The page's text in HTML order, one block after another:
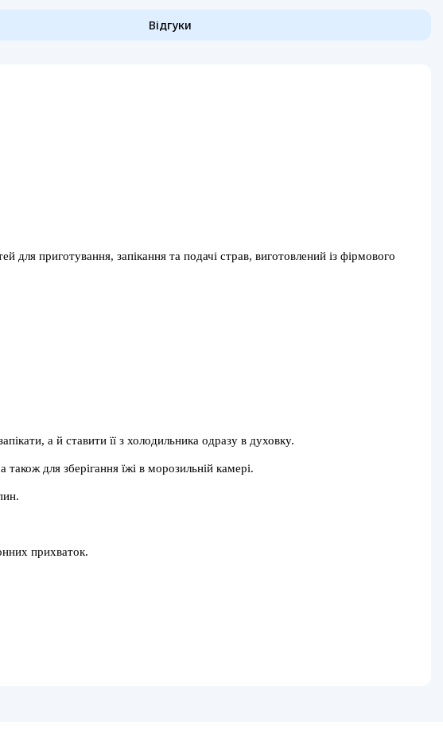
Відгуки
для приготування, запікання та подачі страв, виготовлений із фірмового
а й ставити її з холодильника одразу в духовку.
для зберігання їжі в морозильній камері.
прихваток.